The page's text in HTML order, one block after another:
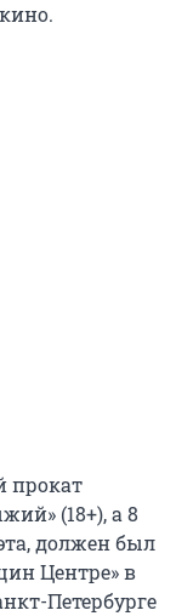
прокат
(18+), а 8
должен был
Центре» в
Петербурге